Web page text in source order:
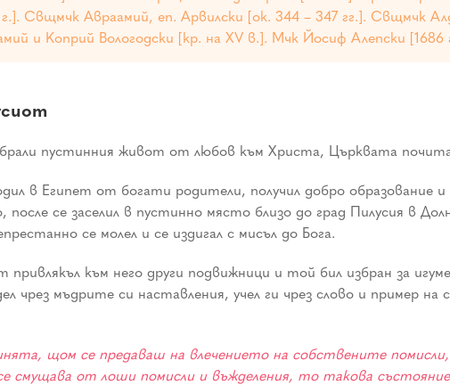
Свщмчк Авраамий, еп. Арвилски [ок. 344 – 347 гг.]. Свщмчк
и Коприй Вологодски [кр. на XV в.]. Мчк Йосиф Алепски [1686
пустинния живот от любов към Христа, Църквата
в Египет от богати родители, получил добро образование
се заселил в пустинно място близо до град Пилусия в
се молел и се издигал с мисъл до Бога.
към него други подвижници и той бил избран за
чрез мъдрите си наставления, учел ги чрез слово и пример
щом се предаваш на влечението на собствените
от лоши помисли и въжделения, то такова